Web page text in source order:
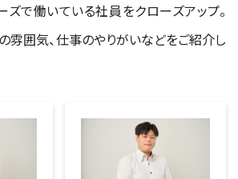
ズで働いている社員をクローズアップ。
雰囲気、仕事のやりがいなどをご紹介し